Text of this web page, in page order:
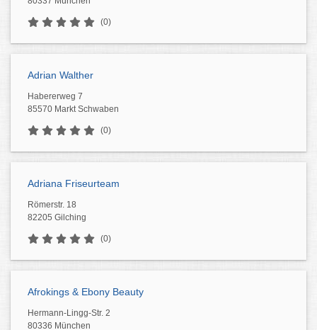
(0)
Adrian Walther
Habererweg 7
85570 Markt Schwaben
(0)
Adriana Friseurteam
Römerstr. 18
82205 Gilching
(0)
Afrokings & Ebony Beauty
Hermann-Lingg-Str. 2
80336 München